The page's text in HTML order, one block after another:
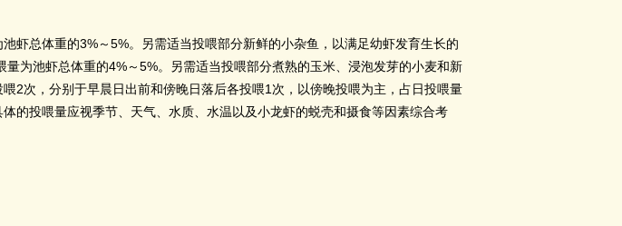
虾总体重的3% ～ 5%。另需适当投喂部分新鲜的小杂鱼，以满足幼虾发育生长的
量为池虾总体重的4% ～ 5%。另需适当投喂部分煮熟的玉米、浸泡发芽的小麦和新
喂2次，分别于早晨日出前和傍晚日落后各投喂1 次，以傍晚投喂为主，占日投喂量
的投喂量应视季节、天气、水质、水温以及小龙虾的蜕壳和摄食等因素综合考